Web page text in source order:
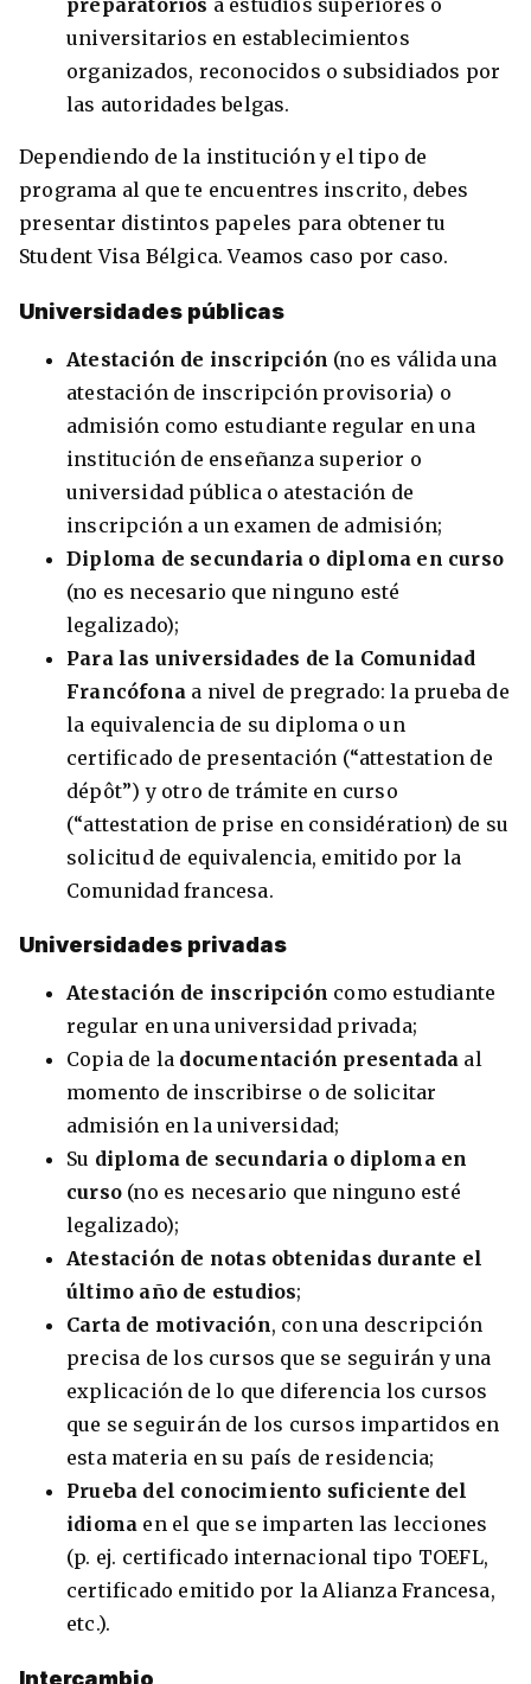
preparatorios a estudios superiores o
universitarios en establecimientos
organizados, reconocidos o subsidiados por
las autoridades belgas.
Dependiendo de la institución y el tipo de
programa al que te encuentres inscrito, debes
presentar distintos papeles para obtener tu
Student Visa Bélgica. Veamos caso por caso.
Universidades públicas
Atestación de inscripción (no es válida una
atestación de inscripción provisoria) o
admisión como estudiante regular en una
institución de enseñanza superior o
universidad pública o atestación de
inscripción a un examen de admisión;
Diploma de secundaria o diploma en curso
(no es necesario que ninguno esté
legalizado);
Para las universidades de la Comunidad
Francófona a nivel de pregrado: la prueba de
la equivalencia de su diploma o un
certificado de presentación (“attestation de
dépôt”) y otro de trámite en curso
(“attestation de prise en considération) de su
solicitud de equivalencia, emitido por la
Comunidad francesa.
Universidades privadas
Atestación de inscripción como estudiante
regular en una universidad privada;
Copia de la documentación presentada al
momento de inscribirse o de solicitar
admisión en la universidad;
Su diploma de secundaria o diploma en
curso (no es necesario que ninguno esté
legalizado);
Atestación de notas obtenidas durante el
último año de estudios;
Carta de motivación, con una descripción
precisa de los cursos que se seguirán y una
explicación de lo que diferencia los cursos
que se seguirán de los cursos impartidos en
esta materia en su país de residencia;
Prueba del conocimiento suficiente del
idioma en el que se imparten las lecciones
(p. ej. certificado internacional tipo TOEFL,
certificado emitido por la Alianza Francesa,
etc.).
Intercambio